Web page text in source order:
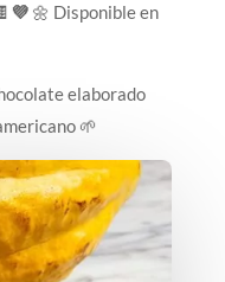
💜 🌼 Disponible en
elaborado
🌱